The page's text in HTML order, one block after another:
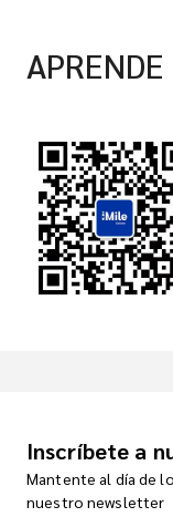
APRENDE
Inscríbete a
Mantente al día de
nuestro newsletter